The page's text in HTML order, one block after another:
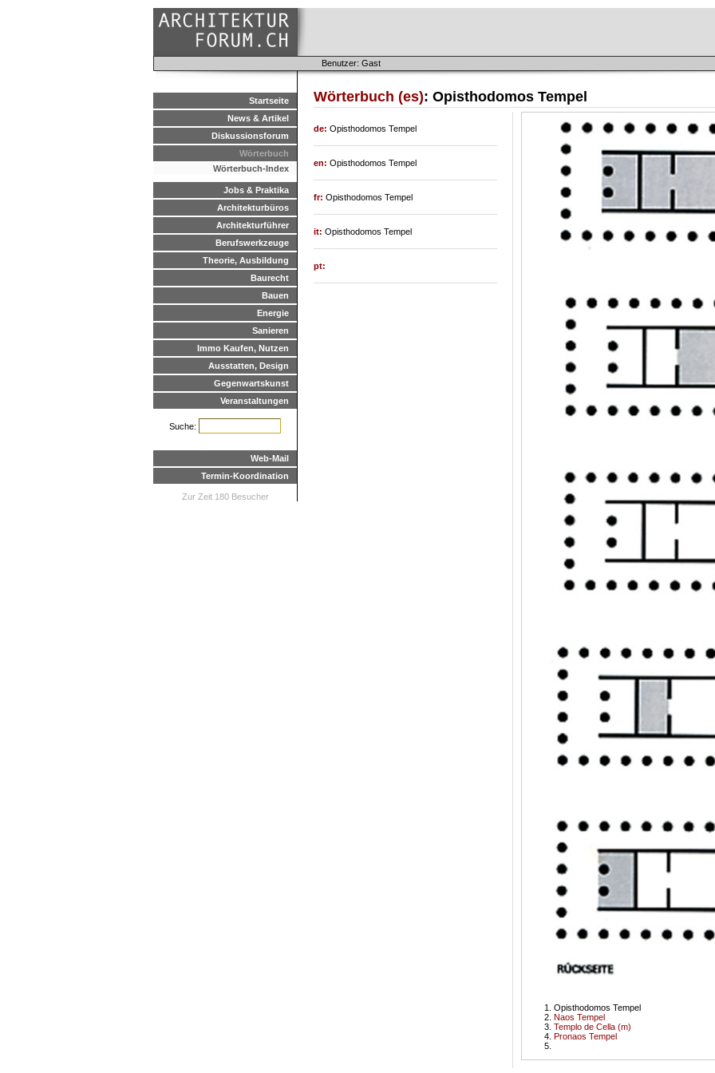
Benutzer: Gast
Startseite
News & Artikel
Diskussionsforum
Wörterbuch
Wörterbuch-Index
Jobs & Praktika
Architekturbüros
Architekturführer
Berufswerkzeuge
Theorie, Ausbildung
Baurecht
Bauen
Energie
Sanieren
Immo Kaufen, Nutzen
Ausstatten, Design
Gegenwartskunst
Veranstaltungen
Suche:
Web-Mail
Termin-Koordination
Zur Zeit 180 Besucher
Wörterbuch (es): Opisthodomos Tempel
Opisthodomos Tempel
Naos Tempel
Templo de Cella (m)
Pronaos Tempel
de: Opisthodomos Tempel
en: Opisthodomos Tempel
fr: Opisthodomos Tempel
it: Opisthodomos Tempel
pt: